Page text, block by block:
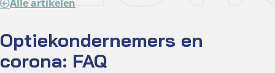
Over NUVO
Alle artikelen
Optiekondernemers en
corona: FAQ